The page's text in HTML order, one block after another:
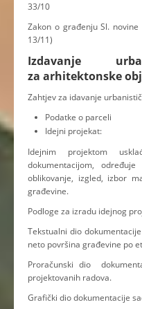
33/10
Zakon o građenju Sl.
13/11)
Izdavanje
za arhitektonske
Zahtjev za idavanje
Podatke o parceli
Idejni projekat:
Idejnim projektom
dokumentacijom,
oblikovanje, izgled, izbor
građevine.
Podloge za izradu idejnog
Tekstualni dio
neto površina građevine po
Proračunski dio
projektovanih radova.
Grafički dio dokumentacije